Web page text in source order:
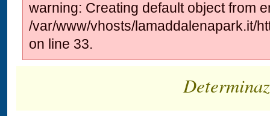
warning: Creating default object from
/var/www/vhosts/lamaddalenapark.it/
on line 33.